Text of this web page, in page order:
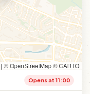
| © OpenStreetMap © CARTO
Opens at 11:00